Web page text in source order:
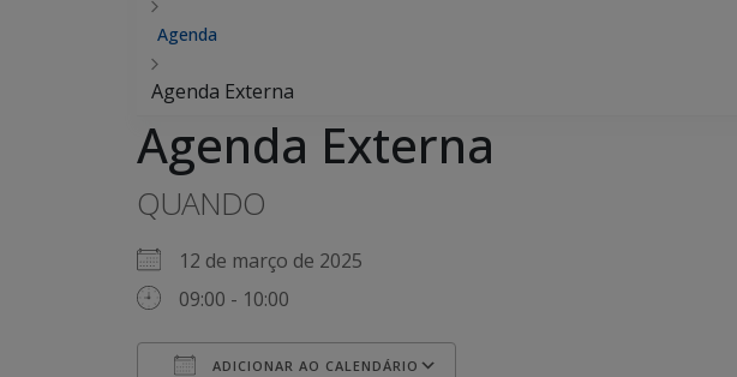
Agenda
Agenda Externa
Agenda Externa
QUANDO
12 de março de 2025
09:00 - 10:00
ADICIONAR AO CALENDÁRIO